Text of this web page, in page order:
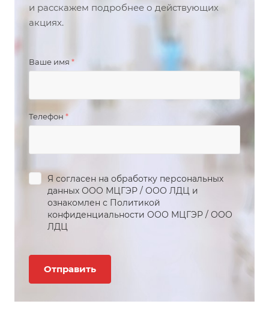
и расскажем подробнее о действующих
акциях.
Ваше имя *
Телефон*
Я согласен на обработку персональных
данных ООО МЦГЭР / ООО ЛДЦ и
ознакомлен с Политикой
конфиденциальности ООО МЦГЭР / ООО
ЛДЦ